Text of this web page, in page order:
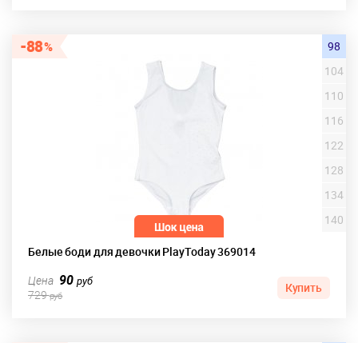
88
Белые боди для девочки PlayToday 369014
98
104
110
116
122
128
134
140
Цена 90руб
729руб
Купить